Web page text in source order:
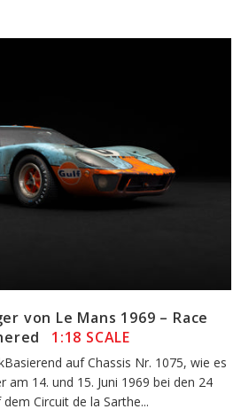
von Le Mans 1969 – Race
1:18 SCALE
auf Chassis Nr. 1075, wie es
am 14. und 15. Juni 1969 bei den 24
Circuit de la Sarthe...